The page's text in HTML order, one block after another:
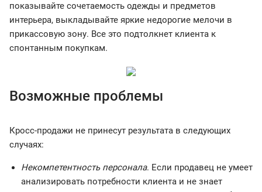
показывайте сочетаемость одежды и предметов
интерьера, выкладывайте яркие недорогие мелочи в
прикассовую зону. Все это подтолкнет клиента к
спонтанным покупкам.
Возможные проблемы
Кросс-продажи не принесут результата в следующих
случаях:
Некомпетентность персонала. Если продавец не умеет
анализировать потребности клиента и не знает